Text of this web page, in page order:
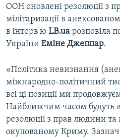
Усі сайти RFE/RL
ООН оновлені резолюції з
мілітаризації в
в інтерв'ю LB.ua розповіла
України Еміне Джеппар.
«Політика невизнання
міжнародно-політичний
всі ці позиції ми
Найближчим часом будуть
резолюції з прав людини та
окупованому Криму.